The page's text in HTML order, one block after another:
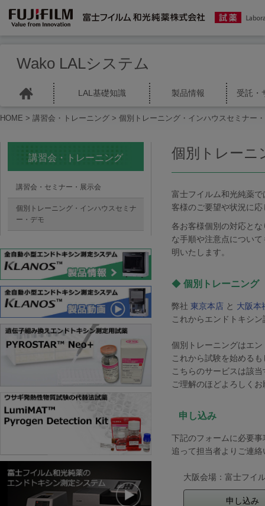
Wako LALシステム
LAL基礎知識 製品情報 受託・
HOME > 講習会・トレーニング > 個別トレーニング・インハウスセミナー
個別トレーニ
富士フイルム和光純薬
客様のご要望や状況に
各お客様個別の対応と
な手順や注意点につい
明いたします。
◆ 個別トレーニング
弊社 東京本店 と 大阪本
これからエンドトキシ
個別トレーニングはエ
これから試験を始める
こちらのサービスは該
ご理解のほどよろしく
申し込み
下記のフォームに必要
追って担当者よりご連
大阪会場：富士フイ
申し込み
講習会・トレーニング
講習会・セミナー・展示会
個別トレーニング・インハウスセミナ
ー・デモ